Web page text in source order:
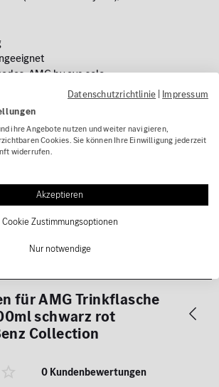
AMG by eva solo
fürAMG Trinkflasche
schwarz rot
Collection
0 Kundenbewertungen
Datenschutzrichtlinie | Impressum
ihre Angebote nutzen und weiter navigieren,
Cookies. Sie können Ihre Einwilligung jederzeit
widerrufen.
Akzeptieren
Cookie Zustimmungsoptionen
Nur notwendige